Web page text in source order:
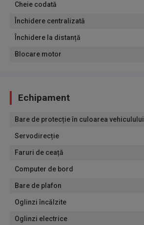
Cheie codată
Închidere centralizată
Închidere la distanță
Blocare motor
Echipament
Bare de protecție în culoarea vehiculului
Servodirecție
Faruri de ceață
Computer de bord
Bare de plafon
Oglinzi încălzite
Oglinzi electrice